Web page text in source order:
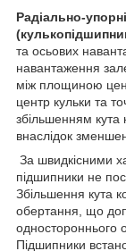
Радіально-
та осьових
навантаження
між площиною
центр кульки та
збільшенням кута
внаслідок
За швидкісними
підшипники не
Збільшення кута
обертання, що
одностороннього
Підшипники